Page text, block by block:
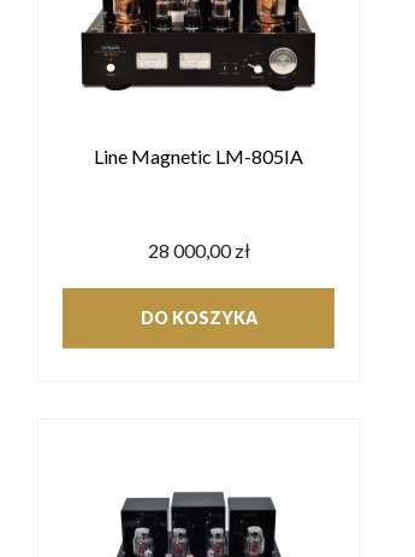
Line Magnetic LM-805IA
28 000,00 zł
DO KOSZYKA